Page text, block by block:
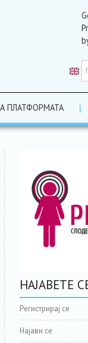
ПЛАТФОРМАТА
НАЈАВЕТЕ
Регистрирај се
Најави се